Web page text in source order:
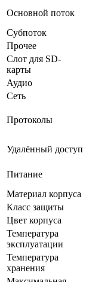
Основной поток
Субпоток
Прочее
Слот для SD-
карты
Аудио
Сеть
Протоколы
Удалённый доступ
Питание
Материал корпуса
Класс защиты
Цвет корпуса
Температура
эксплуатации
Температура
хранения